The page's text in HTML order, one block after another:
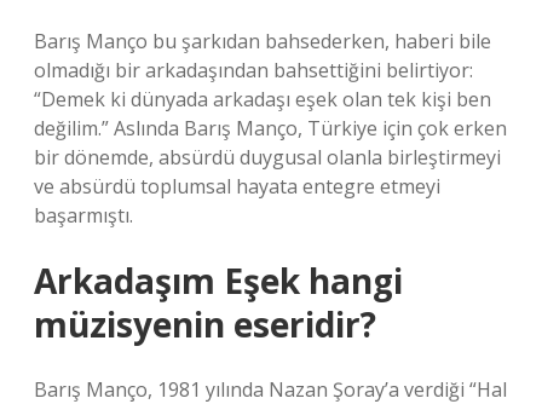
Barış Manço bu şarkıdan bahsederken, haberi bile
olmadığı bir arkadaşından bahsettiğini belirtiyor:
“Demek ki dünyada arkadaşı eşek olan tek kişi ben
değilim.” Aslında Barış Manço, Türkiye için çok erken
bir dönemde, absürdü duygusal olanla birleştirmeyi
ve absürdü toplumsal hayata entegre etmeyi
başarmıştı.
Arkadaşım Eşek hangi
müzisyenin eseridir?
Barış Manço, 1981 yılında Nazan Şoray’a verdiği “Hal